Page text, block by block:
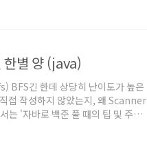
별 양 (java)
BFS긴 한데 상당히 난이도가 높은
접 작성하지 않았는지, 왜 Scanner
는 '자바로 백준 풀 때의 팁 및 주의
추천 문제이다. 문제가 좋은 것 같